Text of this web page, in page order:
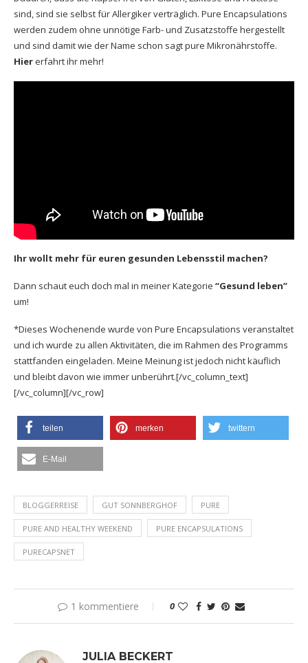
sind, sind sie selbst für Allergiker verträglich. Pure Encapsulations
werden zudem ohne unnötige Farb- und Zusatzstoffe hergestellt
und sind damit wie der Name schon sagt pure Mikronährstoffe.
Hiererfahrt ihr mehr!
Ihr wollt mehr für euren gesunden Lebensstil machen?
Dann schaut euch doch mal in meiner Kategorie “Gesund leben”
um!
*Dieses Wochenende wurde von Pure Encapsulations veranstaltet
und ich wurde zu allen Aktivitäten, die im Rahmen des Programms
stattfanden eingeladen. Meine Meinung ist jedoch nicht käuflich
und bleibt davon wie immer unberührt.[/vc_column_text]
[/vc_column][/vc_row]
teilen merken twittern
E-Mail
BLOGGERREISE GUT SONNBERGHOF PURE
PURE AND HEALTHY WEEKEND PURE ENCAPSULATIONS
PURECAPSNET
1 kommentiere 0
JULIA BECKERT